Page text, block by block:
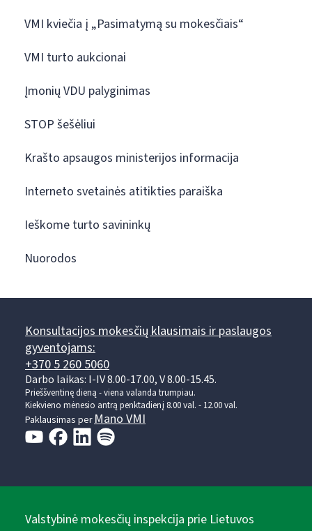
VMI kviečia į „Pasimatymą su mokesčiais“
VMI turto aukcionai
Įmonių VDU palyginimas
STOP šešėliui
Krašto apsaugos ministerijos informacija
Interneto svetainės atitikties paraiška
Ieškome turto savininkų
Nuorodos
Konsultacijos mokesčių klausimais ir paslaugos
gyventojams:
+370 5 260 5060
Darbo laikas: I-IV 8.00-17.00, V 8.00-15.45.
Prieššventinę dieną - viena valanda trumpiau.
Kiekvieno mėnesio antrą penktadienį 8.00 val. - 12.00 val.
Paklausimas perMano VMI
Valstybinė mokesčių inspekcija prie Lietuvos